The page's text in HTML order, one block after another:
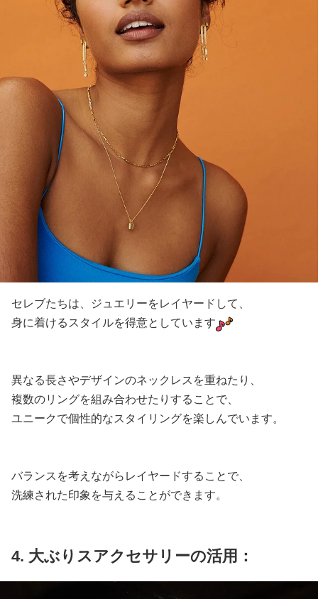
セレブたちは、ジュエリーをレイヤードして、
身に着けるスタイルを得意としています
異なる長さやデザインのネックレスを重ねたり、
複数のリングを組み合わせたりすることで、
ユニークで個性的なスタイリングを楽しんでいます。
バランスを考えながらレイヤードすることで、
洗練された印象を与えることができます。
4. 大ぶりスアクセサリーの活用：